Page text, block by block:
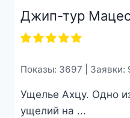
Джип-тур
Показы: 3697 | Заявки:
Ущелье Ахцу. Одно
ущелий на ...